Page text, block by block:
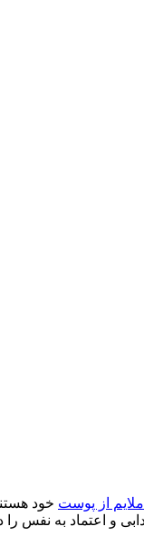
از پوست خود
و اعتماد به نفس